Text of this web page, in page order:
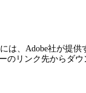
、Adobe社が提供
のリンク先からダ